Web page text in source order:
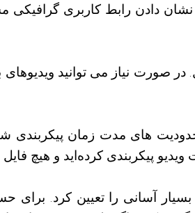
دادن رابط کاربری گرافیکی
صورت نیاز می توانید ویدیوهای
های مدت زمان پیکربندی
آسانی را تعیین کرد. برای